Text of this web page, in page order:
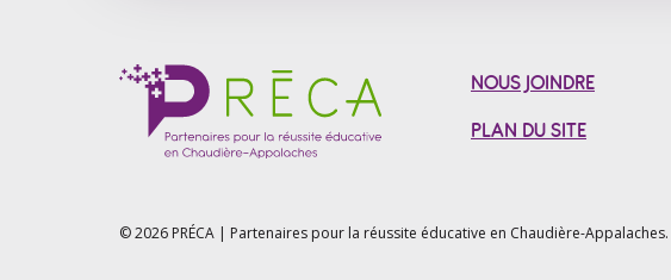
NOUS JOINDRE
PLAN DU SITE
© 2026 PRÉCA | Partenaires pour la réussite éducative en Chaudière-Appalaches.